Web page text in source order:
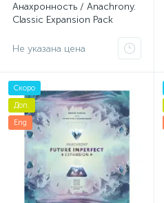
Анахронность / Anachrony.
Classic Expansion Pack
Не указана цена
Скоро
Доп.
Eng